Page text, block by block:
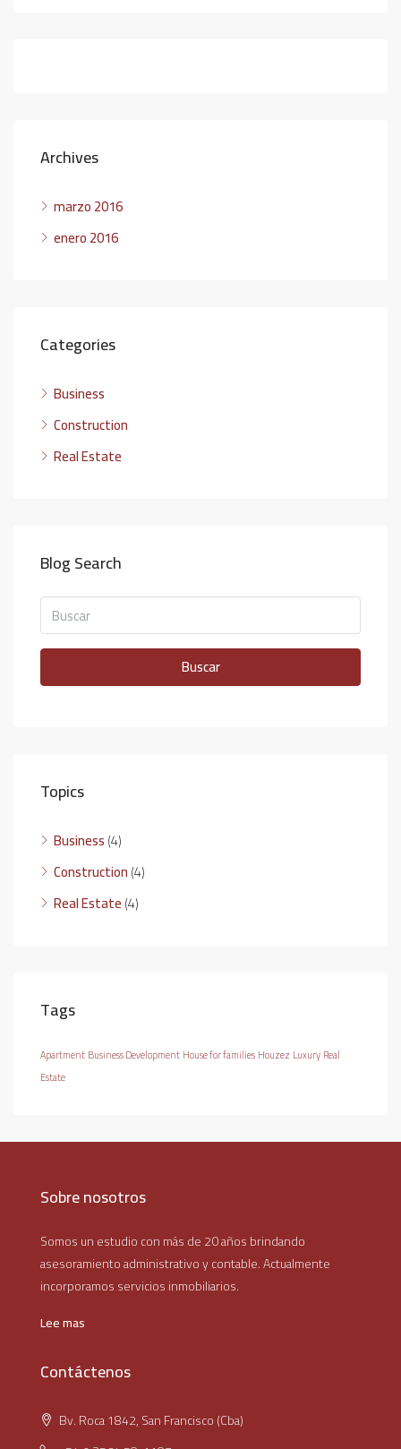
Archives
marzo 2016
enero 2016
Categories
Business
Construction
Real Estate
Blog Search
Buscar
Topics
Business(4)
Construction(4)
Real Estate(4)
Tags
Apartment Business Development House for families Houzez Luxury Real
Estate
Sobre nosotros
Somos un estudio con más de 20 años brindando
asesoramiento administrativo y contable. Actualmente
incorporamos servicios inmobiliarios.
Lee mas
Contáctenos
Bv. Roca 1842, San Francisco (Cba)